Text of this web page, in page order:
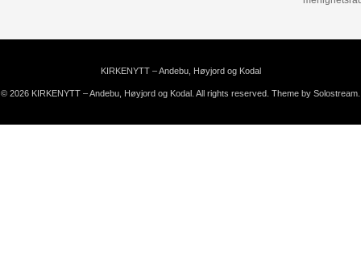
KIRKENYTT – Andebu, Høyjord og Kodal
© 2026 KIRKENYTT – Andebu, Høyjord og Kodal. All rights reserved. Theme by Solostream